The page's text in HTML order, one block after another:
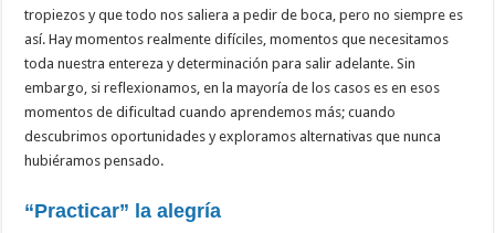
tropiezos y que todo nos saliera a pedir de boca, pero no siempre es
así. Hay momentos realmente difíciles, momentos que necesitamos
toda nuestra entereza y determinación para salir adelante. Sin
embargo, si reflexionamos, en la mayoría de los casos es en esos
momentos de dificultad cuando aprendemos más; cuando
descubrimos oportunidades y exploramos alternativas que nunca
hubiéramos pensado.
“Practicar” la alegría